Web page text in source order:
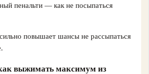
пенальти — как не посыпаться
повышает шансы не рассыпаться
выжимать максимум из